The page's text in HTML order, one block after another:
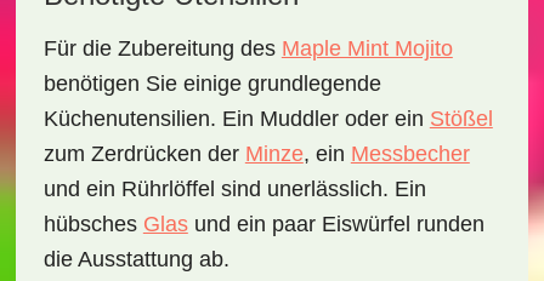
Für die Zubereitung des Maple Mint Mojito
benötigen Sie einige grundlegende
Küchenutensilien. Ein Muddler oder ein Stößel
zum Zerdrücken der Minze, ein Messbecher
und ein Rührlöffel sind unerlässlich. Ein
hübsches Glasund ein paar Eiswürfel runden
die Ausstattung ab.